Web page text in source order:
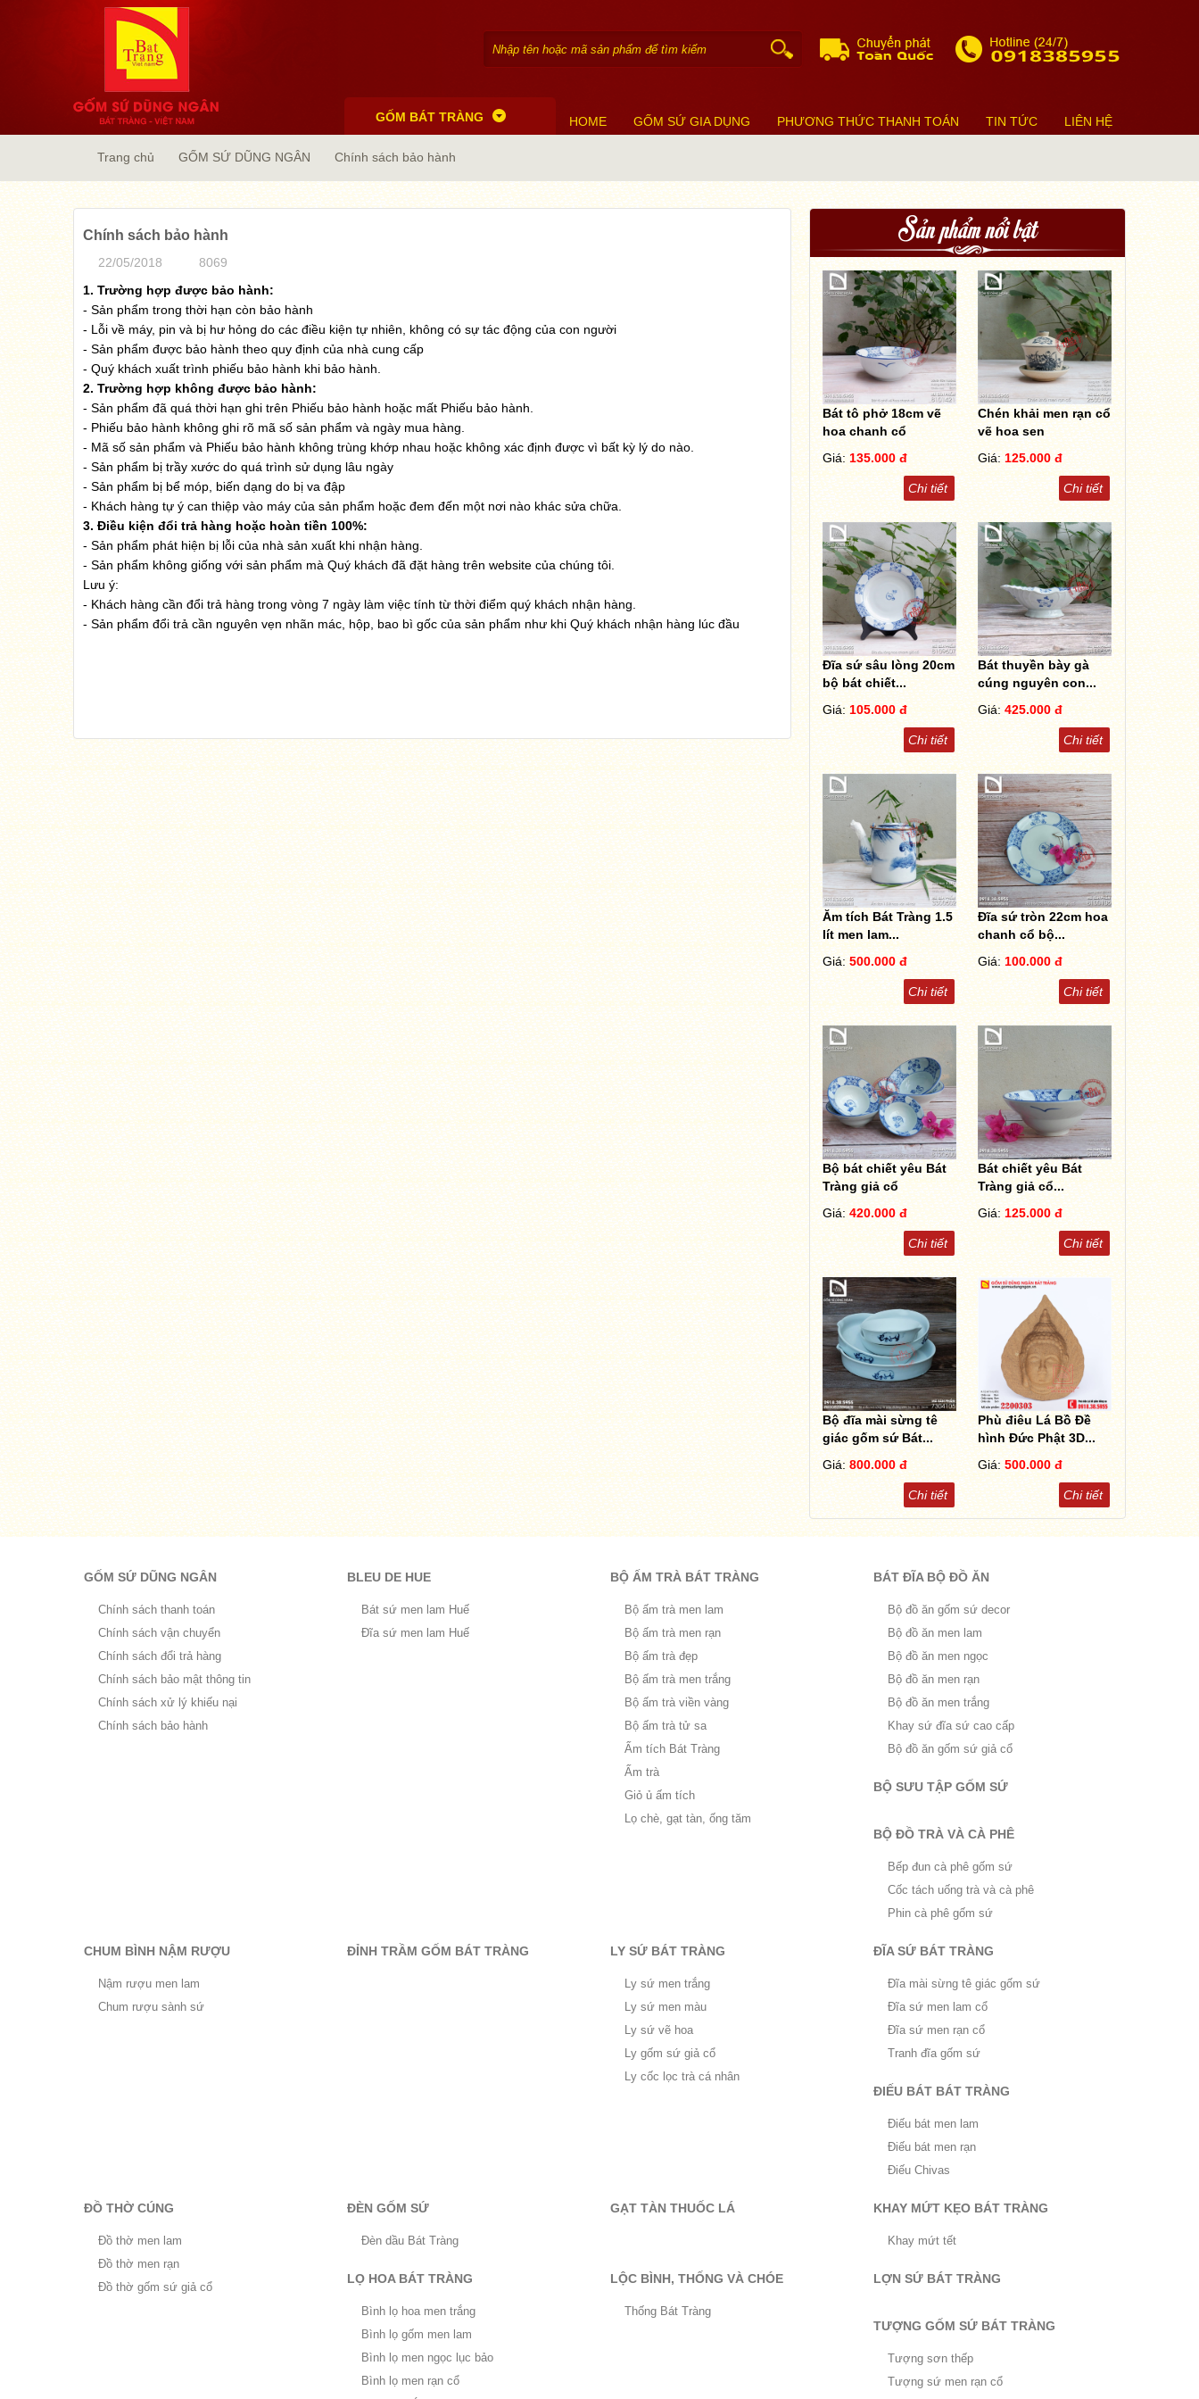
GỐM BÁT TRÀNG HOME GỐM SỨ GIA DỤNG PHƯƠNG THỨC THANH TOÁN TIN TỨC LIÊN HỆ
Trang chủ GỐM SỨ DŨNG NGÂN Chính sách bảo hành
Chính sách bảo hành
22/05/2018
8069
1. Trường hợp được bảo hành:
- Sản phẩm trong thời hạn còn bảo hành
- Lỗi về máy, pin và bị hư hỏng do các điều kiện tự nhiên, không có sự tác động của con người
- Sản phẩm được bảo hành theo quy định của nhà cung cấp
- Quý khách xuất trình phiếu bảo hành khi bảo hành.
2. Trường hợp không được bảo hành:
- Sản phẩm đã quá thời hạn ghi trên Phiếu bảo hành hoặc mất Phiếu bảo hành.
- Phiếu bảo hành không ghi rõ mã số sản phẩm và ngày mua hàng.
- Mã số sản phẩm và Phiếu bảo hành không trùng khớp nhau hoặc không xác định được vì bất kỳ lý do nào.
- Sản phẩm bị trầy xước do quá trình sử dụng lâu ngày
- Sản phẩm bị bể móp, biến dạng do bị va đập
- Khách hàng tự ý can thiệp vào máy của sản phẩm hoặc đem đến một nơi nào khác sửa chữa.
3. Điều kiện đổi trả hàng hoặc hoàn tiền 100%:
- Sản phẩm phát hiện bị lỗi của nhà sản xuất khi nhận hàng.
- Sản phẩm không giống với sản phẩm mà Quý khách đã đặt hàng trên website của chúng tôi.
Lưu ý:
- Khách hàng cần đổi trả hàng trong vòng 7 ngày làm việc tính từ thời điểm quý khách nhận hàng.
- Sản phẩm đổi trả cần nguyên vẹn nhãn mác, hộp, bao bì gốc của sản phẩm như khi Quý khách nhận hàng lúc đầu
Sản phẩm nổi bật
Bát tô phở 18cm vẽ
hoa chanh cổ
Giá: 135.000 đ
Chi tiết
Chén khải men rạn cổ
vẽ hoa sen
Giá: 125.000 đ
Chi tiết
Đĩa sứ sâu lòng 20cm
bộ bát chiết...
Giá:105.000 đ
Chi tiết
Bát thuyền bày gà
cúng nguyên con...
Giá: 425.000 đ
Chi tiết
Ăm tích Bát Tràng 1.5
lít men lam...
Giá: 500.000 đ
Chi tiết
Đĩa sứ tròn 22cm hoa
chanh cổ bộ...
Giá: 100.000 đ
Chi tiết
Bộ bát chiết yêu Bát
Tràng giả cổ
Giá: 420.000 đ
Chi tiết
Bát chiết yêu Bát
Tràng giả cổ...
Giá: 125.000 đ
Chi tiết
Bộ đĩa mài sừng tê
giác gốm sứ Bát...
Giá: 800.000 đ
Chi tiết
Phù điêu Lá Bồ Đề
hình Đức Phật 3D...
Giá: 500.000 đ
Chi tiết
GỐM SỨ DŨNG NGÂN
Chính sách thanh toán
Chính sách vận chuyển
Chính sách đổi trả hàng
Chính sách bảo mật thông tin
Chính sách xử lý khiếu nại
Chính sách bảo hành
BLEU DE HUE
Bát sứ men lam Huế
Đĩa sứ men lam Huế
BỘ ẤM TRÀ BÁT TRÀNG
Bộ ấm trà men lam
Bộ ấm trà men rạn
Bộ ấm trà đẹp
Bộ ấm trà men trắng
Bộ ấm trà viền vàng
Bộ ấm trà tử sa
Ấm tích Bát Tràng
Ấm trà
Giỏ ủ ấm tích
Lọ chè, gạt tàn, ống tăm
BÁT ĐĨA BỘ ĐỒ ĂN
Bộ đồ ăn gốm sứ decor
Bộ đồ ăn men lam
Bộ đồ ăn men ngọc
Bộ đồ ăn men rạn
Bộ đồ ăn men trắng
Khay sứ đĩa sứ cao cấp
Bộ đồ ăn gốm sứ giả cổ
BỘ SƯU TẬP GỐM SỨ
BỘ ĐỒ TRÀ VÀ CÀ PHÊ
Bếp đun cà phê gốm sứ
Cốc tách uống trà và cà phê
Phin cà phê gốm sứ
CHUM BÌNH NẬM RƯỢU
Nậm rượu men lam
Chum rượu sành sứ
ĐỈNH TRẦM GỐM BÁT TRÀNG LY SỨ BÁT TRÀNG
Ly sứ men trắng
Ly sứ men màu
Ly sứ vẽ hoa
Ly gốm sứ giả cổ
Ly cốc lọc trà cá nhân
ĐĨA SỨ BÁT TRÀNG
Đĩa mài sừng tê giác gốm sứ
Đĩa sứ men lam cổ
Đĩa sứ men rạn cổ
Tranh đĩa gốm sứ
ĐIẾU BÁT BÁT TRÀNG
Điếu bát men lam
Điếu bát men rạn
Điếu Chivas
ĐỒ THỜ CÚNG
Đồ thờ men lam
Đồ thờ men rạn
Đồ thờ gốm sứ giả cổ
ĐÈN GỐM SỨ
Đèn dầu Bát Tràng
GẠT TÀN THUỐC LÁ KHAY MỨT KẸO BÁT TRÀNG
Khay mứt tết
LỌ HOA BÁT TRÀNG
Bình lọ hoa men trắng
Bình lọ gốm men lam
Bình lọ men ngọc lục bảo
Bình lọ men rạn cổ
LỘC BÌNH, THỐNG VÀ CHÓE
Thống Bát Tràng
LỢN SỨ BÁT TRÀNG
TƯỢNG GỐM SỨ BÁT TRÀNG
Tượng sơn thếp
Tượng sứ men rạn cổ